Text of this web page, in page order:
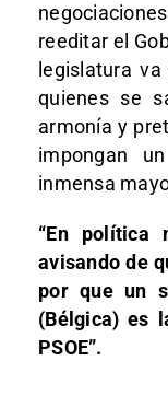
reeditar el
legislatura
quienes se
armonía y
impongan
inmensa
“En política
avisando de
por que un
(Bélgica) es
PSOE”.